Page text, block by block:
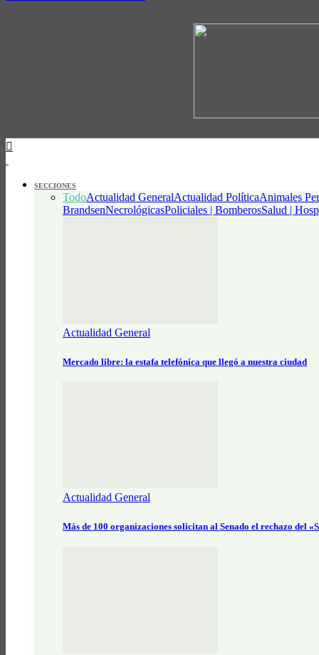
SECCIONES
TodoActualidad GeneralActualidad PolíticaAnimales
BrandsenNecrológicasPoliciales | BomberosSalud |
Actualidad General
Mercado libre: la estafa telefónica que llegó a nuestra ciudad
Actualidad General
Más de 100 organizaciones solicitan al Senado el rechazo del